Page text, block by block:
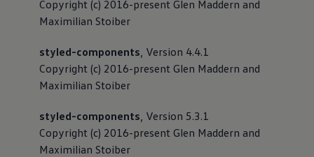
Copyright (c) 2016-present Glen Maddern and
Maximilian Stoiber
styled-components, Version 4.4.1
Copyright (c) 2016-present Glen Maddern and
Maximilian Stoiber
styled-components, Version 5.3.1
Copyright (c) 2016-present Glen Maddern and
Maximilian Stoiber